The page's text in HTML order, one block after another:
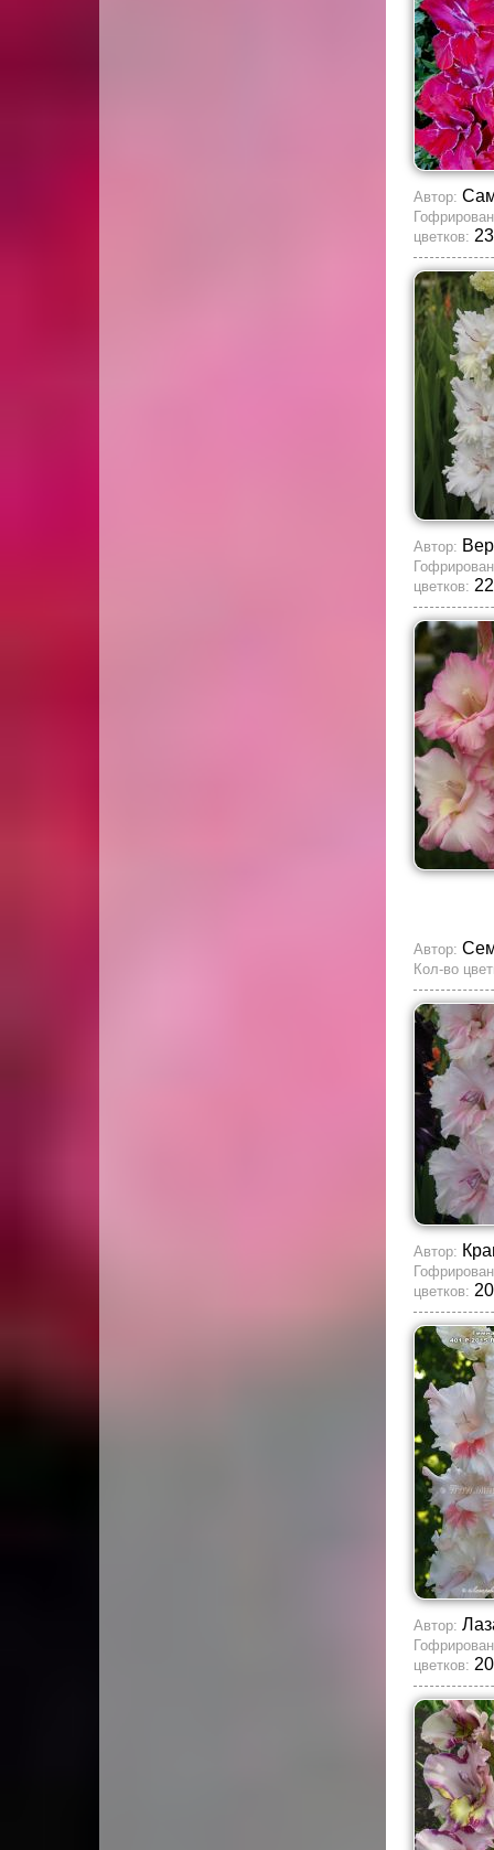
Автор:
цветков:
Автор:
цветков:
Автор:
Кол-во
Автор:
цветков:
Автор:
цветков: